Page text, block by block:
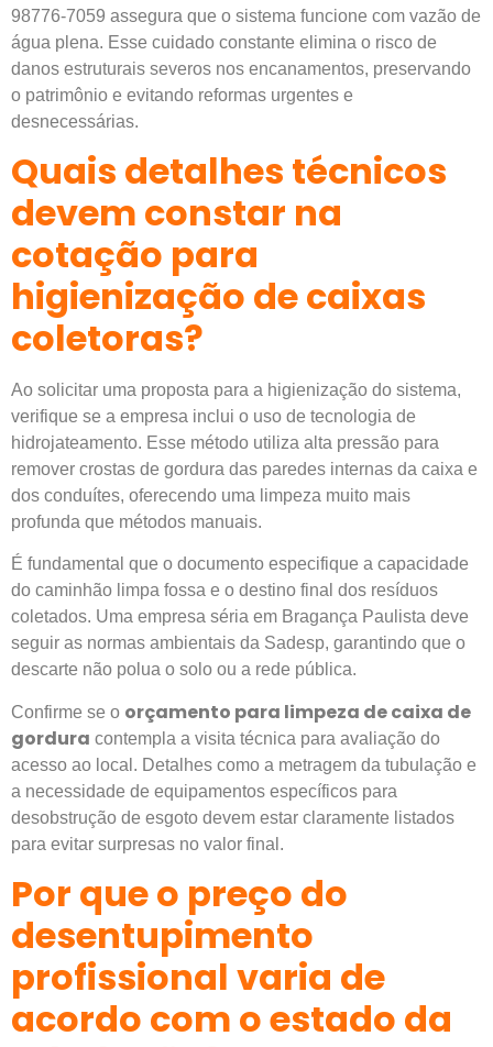
98776-7059 assegura que o sistema funcione com vazão de
água plena. Esse cuidado constante elimina o risco de
danos estruturais severos nos encanamentos, preservando
o patrimônio e evitando reformas urgentes e
desnecessárias.
Quais detalhes técnicos
devem constar na
cotação para
higienização de caixas
coletoras?
Ao solicitar uma proposta para a higienização do sistema,
verifique se a empresa inclui o uso de tecnologia de
hidrojateamento. Esse método utiliza alta pressão para
remover crostas de gordura das paredes internas da caixa e
dos conduítes, oferecendo uma limpeza muito mais
profunda que métodos manuais.
É fundamental que o documento especifique a capacidade
do caminhão limpa fossa e o destino final dos resíduos
coletados. Uma empresa séria em Bragança Paulista deve
seguir as normas ambientais da Sadesp, garantindo que o
descarte não polua o solo ou a rede pública.
Confirme se o orçamento para limpeza de caixa de
gordura contempla a visita técnica para avaliação do
acesso ao local. Detalhes como a metragem da tubulação e
a necessidade de equipamentos específicos para
desobstrução de esgoto devem estar claramente listados
para evitar surpresas no valor final.
Por que o preço do
desentupimento
profissional varia de
acordo com o estado da